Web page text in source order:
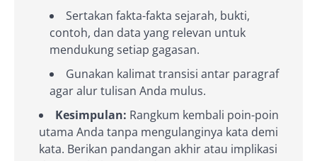
Sertakan fakta-fakta sejarah, bukti,
contoh, dan data yang relevan untuk
mendukung setiap gagasan.
Gunakan kalimat transisi antar paragraf
agar alur tulisan Anda mulus.
Kesimpulan: Rangkum kembali poin-poin
utama Anda tanpa mengulanginya kata demi
kata. Berikan pandangan akhir atau implikasi